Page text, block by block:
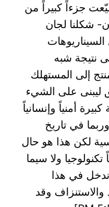
جزءاً كبيراً من
آلاف إنسان- شكلنا لجان
نتيجة شبه
إلى المستهلك
ليبنى على الشيء
أمنياً وإنسانياً
في تاريخ
لكن هذا هو حال
ولا سيما
ندخل في هذا
والاستنزاف وقد